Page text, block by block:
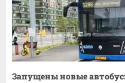
Запущены новые